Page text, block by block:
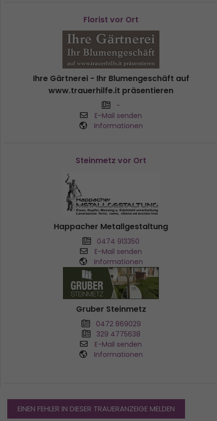
Florist vor Ort
Ihre Gärtnerei - Ihr Blumengeschäft auf
www.trauerhilfe.it präsentieren
-
E-Mail senden
Informationen
Steinmetz vor Ort
Happacher Metallgestaltung
0474 913350
E-Mail senden
Informationen
Gruber Steinmetz
0472 869029
329 4775638
E-Mail senden
Informationen
EINEN FEHLER IN DIESER TRAUERANZEIGE MELDEN